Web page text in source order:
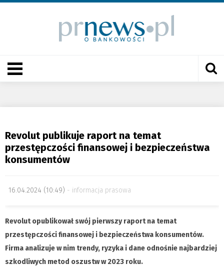
Revolut publikuje raport na temat
przestępczości finansowej i bezpieczeństwa
konsumentów
16.04.2024 (10:49) informacja prasowa
Revolut opublikował swój pierwszy raport na temat
przestępczości finansowej i bezpieczeństwa konsumentów.
Firma analizuje w nim trendy, ryzyka i dane odnośnie najbardziej
szkodliwych metod oszustw w 2023 roku.